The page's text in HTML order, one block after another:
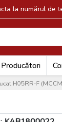
la numărul
Producători
H05RR-F